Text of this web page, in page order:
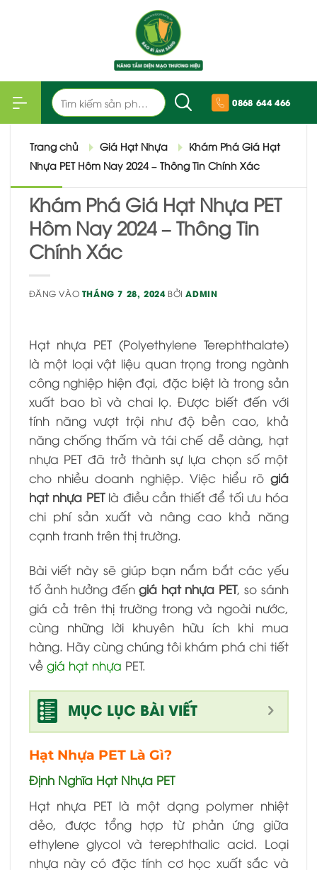
Tìm
kiếm:
0868 644 466
Trang chủ Giá Hạt Nhựa
Khám Phá Giá Hạt
Nhựa PET Hôm Nay 2024 – Thông Tin Chính Xác
Khám Phá Giá Hạt Nhựa PET
Hôm Nay 2024 – Thông Tin
Chính Xác
ĐĂNG VÀO THÁNG 7 28, 2024 BỞIADMIN
Hạt nhựa PET (Polyethylene Terephthalate)
là một loại vật liệu quan trọng trong ngành
công nghiệp hiện đại, đặc biệt là trong sản
xuất bao bì và chai lọ. Được biết đến với
tính năng vượt trội như độ bền cao, khả
năng chống thấm và tái chế dễ dàng, hạt
nhựa PET đã trở thành sự lựa chọn số một
cho nhiều doanh nghiệp. Việc hiểu rõ giá
hạt nhựa PETlà điều cần thiết để tối ưu hóa
chi phí sản xuất và nâng cao khả năng
cạnh tranh trên thị trường.
Bài viết này sẽ giúp bạn nắm bắt các yếu
tố ảnh hưởng đếngiá hạt nhựa PET, so sánh
giá cả trên thị trường trong và ngoài nước,
cùng những lời khuyên hữu ích khi mua
hàng. Hãy cùng chúng tôi khám phá chi tiết
về giá hạt nhựa PET.
MỤC LỤC BÀI VIẾT
Hạt Nhựa PET Là Gì?
Định Nghĩa Hạt Nhựa PET
Hạt nhựa PET là một dạng polymer nhiệt
dẻo, được tổng hợp từ phản ứng giữa
ethylene glycol và terephthalic acid. Loại
nhựa này có đặc tính cơ học xuất sắc và